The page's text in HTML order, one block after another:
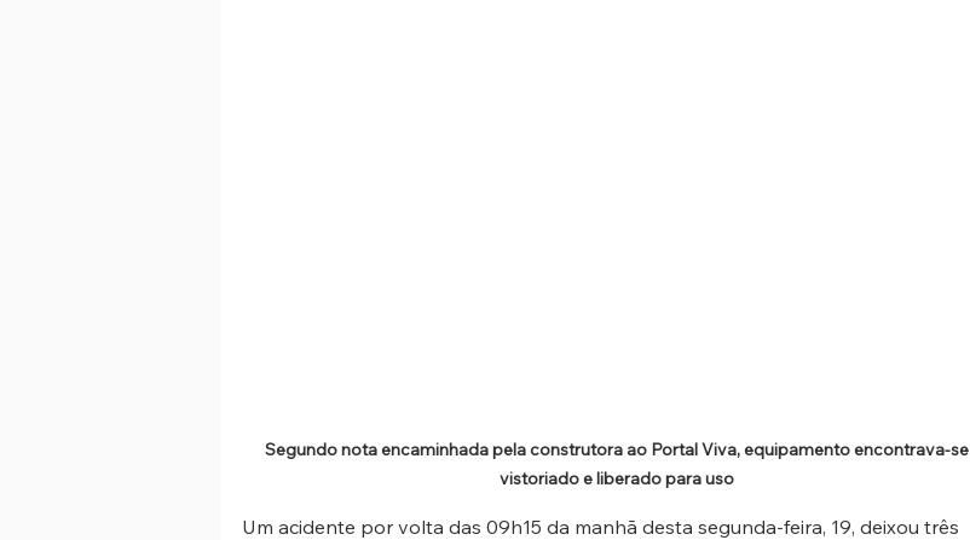
Segundo nota encaminhada pela construtora ao Portal Viva, equipamento encontrava-se
vistoriado e liberado para uso
Um acidente por volta das 09h15 da manhã desta segunda-feira, 19, deixou três